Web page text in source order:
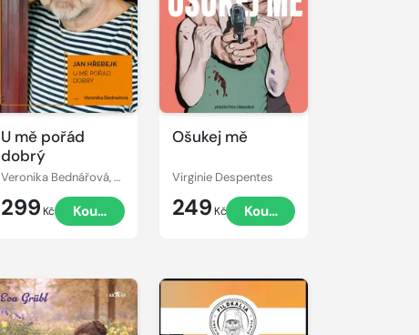
U mě pořád
dobrý
Veronika Bednářová, Jan Hřebejk
299 Kč Koupit
Ošukej mě
Virginie Despentes
249 Kč Koupit